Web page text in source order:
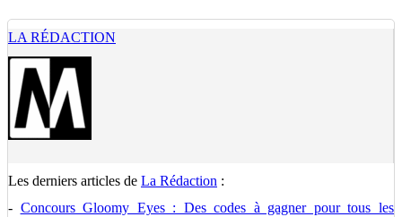
LA RÉDACTION
Les derniers articles de La Rédaction :
- Concours Gloomy Eyes : Des codes à gagner pour tous les